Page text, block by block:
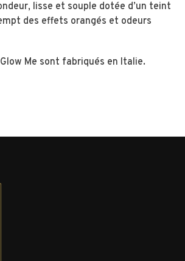
lisse et souple dotée d’un teint
des effets orangés et odeurs
Me sont fabriqués en Italie.